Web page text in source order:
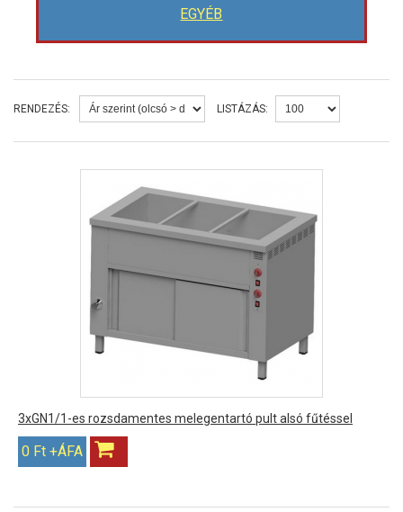
EGYÉB
RENDEZÉS: LISTÁZÁS:
3xGN1/1-es rozsdamentes melegentartó pult alsó fűtéssel
0 Ft +ÁFA